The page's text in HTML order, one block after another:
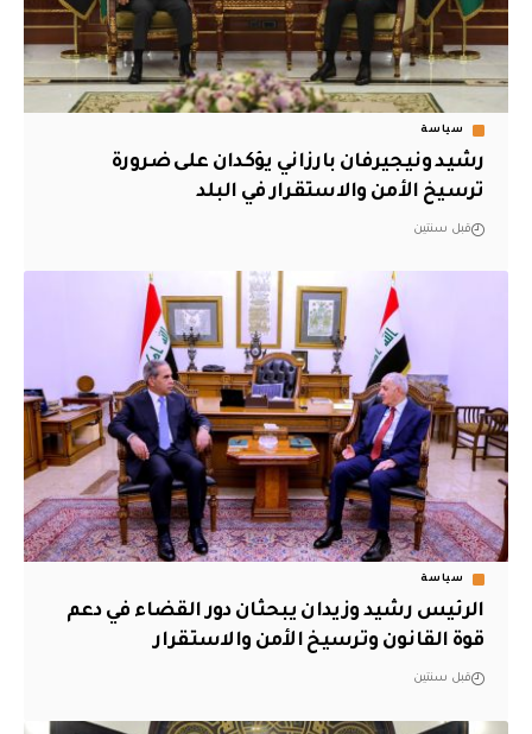
سياسة
رشيد ونيجيرفان بارزاني يؤكدان على ضرورة
ترسيخ الأمن والاستقرار في البلد
قبل سنتين
سياسة
الرئيس رشيد وزيدان يبحثان دور القضاء في دعم
قوة القانون وترسيخ الأمن والاستقرار
قبل سنتين